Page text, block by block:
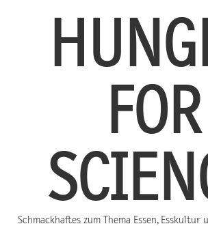
FOR
Schmackhaftes zum Thema Essen, Esskultur